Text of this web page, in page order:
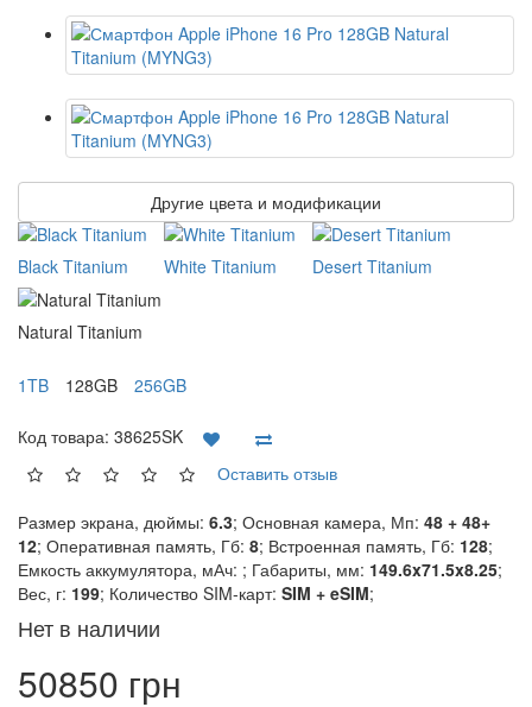
Другие цвета и модификации
Black Titanium White Titanium Desert Titanium
Natural Titanium
1TB 128GB 256GB
Код товара: 38625SK
Оставить отзыв
Размер экрана, дюймы: 6.3; Основная камера, Мп: 48 + 48+
12; Оперативная память, Гб: 8; Встроенная память, Гб: 128;
Емкость аккумулятора, мАч: ; Габариты, мм: 149.6x71.5x8.25;
Вес, г: 199; Количество SIM-карт: SIM + eSIM;
Нет в наличии
50850 грн